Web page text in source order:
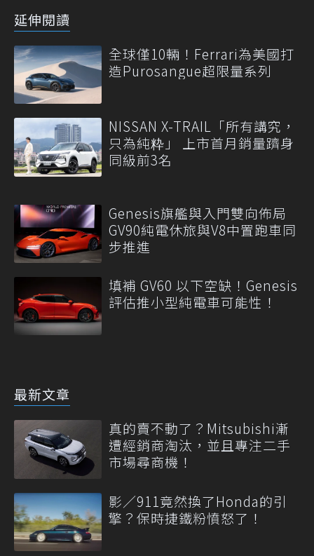
延伸閱讀
全球僅10輛！Ferrari為美國打
造Purosangue超限量系列
NISSAN X-TRAIL「所有講究，
只為純粋」 上市首月銷量躋身
同級前3名
Genesis旗艦與入門雙向佈局
GV90純電休旅與V8中置跑車同
步推進
填補 GV60 以下空缺！Genesis
評估推小型純電車可能性！
最新文章
真的賣不動了？Mitsubishi漸
遭經銷商淘汰，並且專注二手
市場尋商機！
影／911竟然換了Honda的引
擎？保時捷鐵粉憤怒了！